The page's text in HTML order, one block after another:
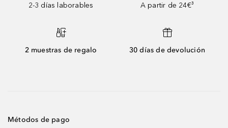
2-3 días laborables
A partir de 24€³
2 muestras de regalo 30 días de devolución
Métodos de pago